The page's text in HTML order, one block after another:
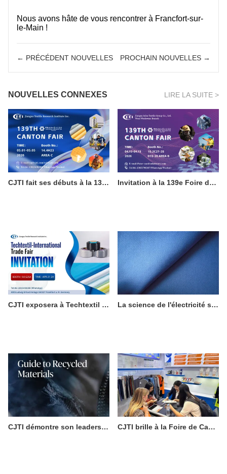
Nous avons hâte de vous rencontrer à Francfort-sur-
le-Main !
← PRÉCÉDENT NOUVELLES PROCHAIN NOUVELLES →
NOUVELLES CONNEXES LIRE LA SUITE >
CJTI fait ses débuts à la 139e Foire de Canton, phase 3 : Présenter des innovations textiles fonctionnelles aux acheteurs du monde entier Invitation à la 139e Foire de Canton : Découvrez les solutions de vêtements de travail de protection professionnelle de CJTI
CJTI exposera à Techtextil 2026 à Francfort La science de l'électricité statique et son importance dans les vêtements de travail
CJTI démontre son leadership en matière de fabrication durable grâce à une innovation textile écologique certifiée. CJTI brille à la Foire de Canton : les tissus fonctionnels volent la vedette grâce à une présentation axée sur la technologie